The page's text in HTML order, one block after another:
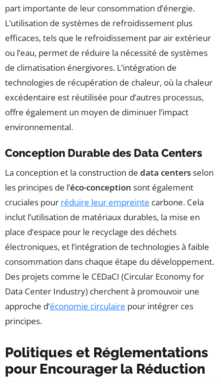
part importante de leur consommation d’énergie.
L’utilisation de systèmes de refroidissement plus
efficaces, tels que le refroidissement par air extérieur
ou l’eau, permet de réduire la nécessité de systèmes
de climatisation énergivores. L’intégration de
technologies de récupération de chaleur, où la chaleur
excédentaire est réutilisée pour d’autres processus,
offre également un moyen de diminuer l’impact
environnemental.
Conception Durable des Data Centers
La conception et la construction de data centersselon
les principes de l’éco-conception sont également
cruciales pour réduire leur empreinte carbone. Cela
inclut l’utilisation de matériaux durables, la mise en
place d’espace pour le recyclage des déchets
électroniques, et l’intégration de technologies à faible
consommation dans chaque étape du développement.
Des projets comme le CEDaCI (Circular Economy for
Data Center Industry) cherchent à promouvoir une
approche d’économie circulaire pour intégrer ces
principes.
Politiques et Réglementations
pour Encourager la Réduction